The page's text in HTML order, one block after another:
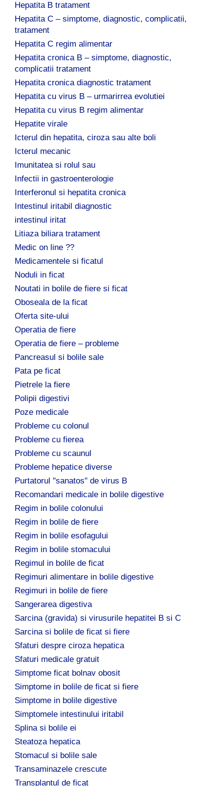
Hepatita B tratament
Hepatita C – simptome, diagnostic, complicatii,
tratament
Hepatita C regim alimentar
Hepatita cronica B – simptome, diagnostic,
complicatii tratament
Hepatita cronica diagnostic tratament
Hepatita cu virus B – urmarirrea evolutiei
Hepatita cu virus B regim alimentar
Hepatite virale
Icterul din hepatita, ciroza sau alte boli
Icterul mecanic
Imunitatea si rolul sau
Infectii in gastroenterologie
Interferonul si hepatita cronica
Intestinul iritabil diagnostic
intestinul iritat
Litiaza biliara tratament
Medic on line ??
Medicamentele si ficatul
Noduli in ficat
Noutati in bolile de fiere si ficat
Oboseala de la ficat
Oferta site-ului
Operatia de fiere
Operatia de fiere – probleme
Pancreasul si bolile sale
Pata pe ficat
Pietrele la fiere
Polipii digestivi
Poze medicale
Probleme cu colonul
Probleme cu fierea
Probleme cu scaunul
Probleme hepatice diverse
Purtatorul "sanatos" de virus B
Recomandari medicale in bolile digestive
Regim in bolile colonului
Regim in bolile de fiere
Regim in bolile esofagului
Regim in bolile stomacului
Regimul in bolile de ficat
Regimuri alimentare in bolile digestive
Regimuri in bolile de fiere
Sangerarea digestiva
Sarcina (gravida) si virusurile hepatitei B si C
Sarcina si bolile de ficat si fiere
Sfaturi despre ciroza hepatica
Sfaturi medicale gratuit
Simptome ficat bolnav obosit
Simptome in bolile de ficat si fiere
Simptome in bolile digestive
Simptomele intestinului iritabil
Splina si bolile ei
Steatoza hepatica
Stomacul si bolile sale
Transaminazele crescute
Transplantul de ficat